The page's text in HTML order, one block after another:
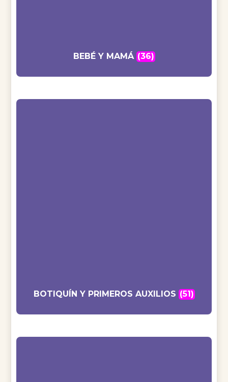
BEBÉ Y MAMÁ (36)
BOTIQUÍN Y PRIMEROS AUXILIOS (51)